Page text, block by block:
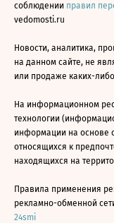
соблюдении правил
vedomosti.ru
Новости, аналитика,
на данном сайте, не
или продаже каких-
На информационном
технологии
информации на основе
относящихся к
находящихся на
Правила применения
рекламно-обменной
24smi